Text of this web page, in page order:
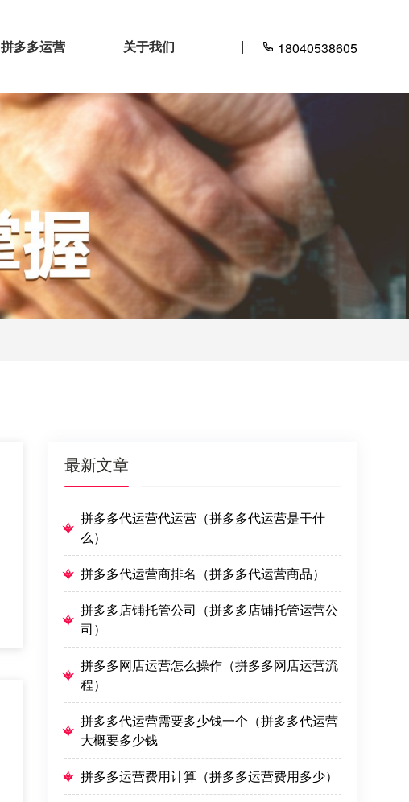
拼多多运营 关于我们 18040538605
最新文章
拼多多代运营代运营（拼多多代运营是干什
么）
拼多多代运营商排名（拼多多代运营商品）
拼多多店铺托管公司（拼多多店铺托管运营公
司）
拼多多网店运营怎么操作（拼多多网店运营流
程）
拼多多代运营需要多少钱一个（拼多多代运营
大概要多少钱
拼多多运营费用计算（拼多多运营费用多少）